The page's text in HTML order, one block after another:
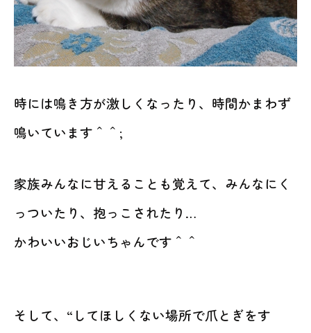
時には鳴き方が激しくなったり、時間かまわず
鳴いています＾＾;
家族みんなに甘えることも覚えて、みんなにく
っついたり、抱っこされたり…
かわいいおじいちゃんです＾＾
そして、“してほしくない場所で爪とぎをす